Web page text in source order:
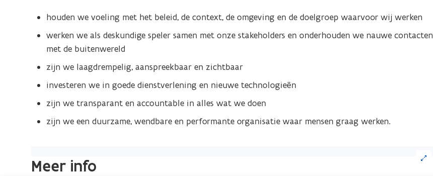
op
houden we voeling met het beleid, de context, de omgeving en de doelgroep waarvoor wij werken
werken we als deskundige speler samen met onze stakeholders en onderhouden we nauwe contacten
met de buitenwereld
zijn we laagdrempelig, aanspreekbaar en zichtbaar
investeren we in goede dienstverlening en nieuwe technologieën
zijn we transparant en accountable in alles wat we doen
zijn we een duurzame, wendbare en performante organisatie waar mensen graag werken.
Meer info